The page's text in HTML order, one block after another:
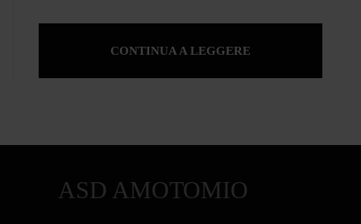
CONTINUA A LEGGERE
ASD AMOTOMIO